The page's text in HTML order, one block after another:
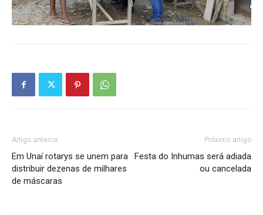
Artigo anterior
Em Unaí rotarys se unem para
distribuir dezenas de milhares
de máscaras
Próximo artigo
Festa do Inhumas será adiada
ou cancelada